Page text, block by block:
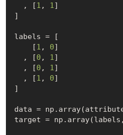
  , [
1 , 1]
]
labels = [
    [
1 , 0]
  , [
0 , 1]
  , [
0 , 1]
  , [
1 , 0]
]
data =
target =